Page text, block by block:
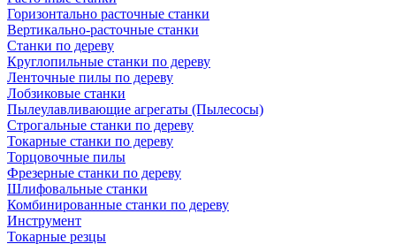
Горизонтально расточные станки
Вертикально-расточные станки
Станки по дереву
Круглопильные станки по дереву
Ленточные пилы по дереву
Лобзиковые станки
Пылеулавливающие агрегаты (Пылесосы)
Строгальные станки по дереву
Токарные станки по дереву
Торцовочные пилы
Фрезерные станки по дереву
Шлифовальные станки
Комбинированные станки по дереву
Инструмент
Токарные резцы